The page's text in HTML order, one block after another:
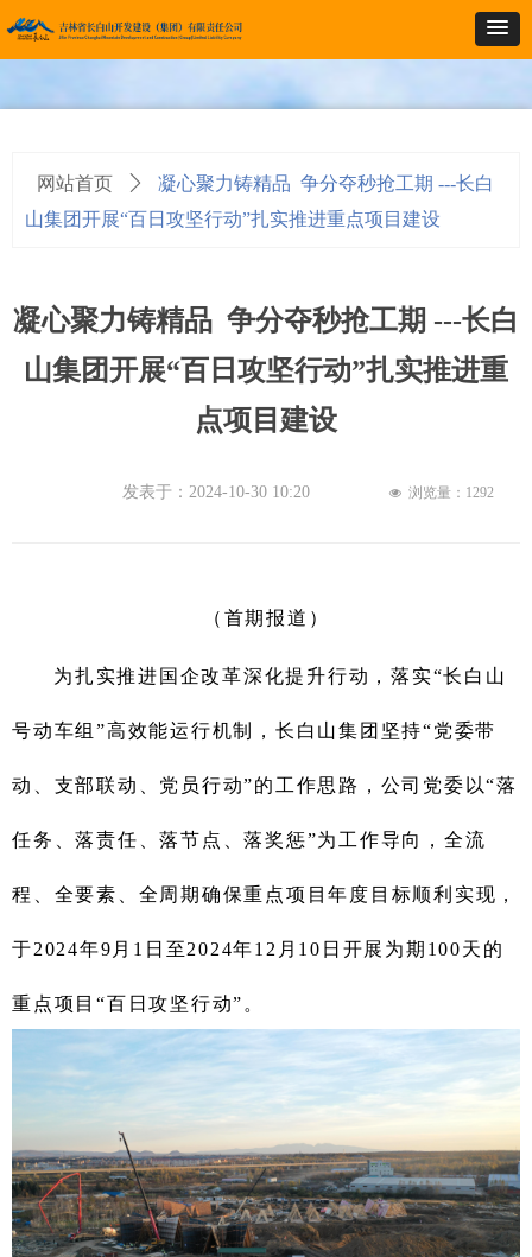
网站首页 ꄲ
凝心聚力铸精品 争分夺秒抢工期 ---长白
山集团开展“百日攻坚行动”扎实推进重点项目建设
凝心聚力铸精品 争分夺秒抢工期 ---长白
山集团开展“百日攻坚行动”扎实推进重
点项目建设
发表于： 2024-10-30 10:20 넶 浏览量： 1292
（首期报道）
为扎实推进国企改革深化提升行动， 落实“长白山
号动车组”高效能运行机制，长白山集团坚持“党委带
动、支部联动、党员行动”的工作思路，公司 党委 以“落
任务、落责任、落节点、落奖惩”为 工作导向，全流
程、全要素、全周期确保重点项目年度目标顺利实现，
于2024年9月1日 至2024年12月10 日开展为期100天 的
重点项目 “百日攻坚行动” 。